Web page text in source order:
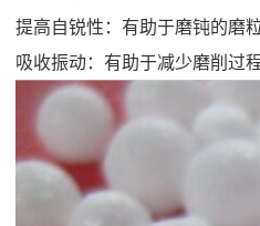
提高自锐性：有助于磨钝的磨
吸收振动：有助于减少磨削过